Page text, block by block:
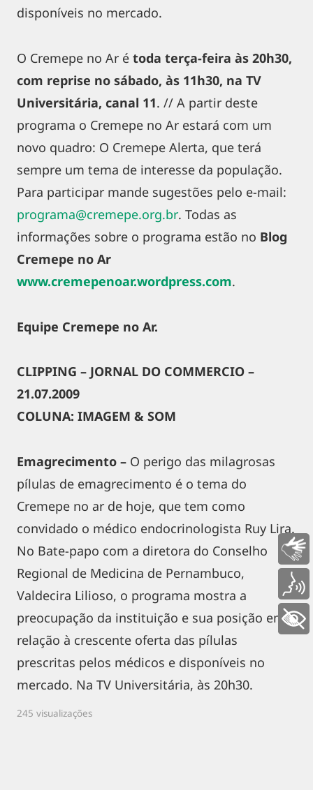
disponíveis no mercado.
O Cremepe no Ar é toda terça-feira às 20h30,
com reprise no sábado, às 11h30, na TV
Universitária, canal 11. // A partir deste
programa o Cremepe no Ar estará com um
novo quadro: O Cremepe Alerta, que terá
sempre um tema de interesse da população.
Para participar mande sugestões pelo e-mail:
programa@cremepe.org.br. Todas as
informações sobre o programa estão no Blog
Cremepe no Ar
www.cremepenoar.wordpress.com.
Equipe Cremepe no Ar.
CLIPPING – JORNAL DO COMMERCIO –
21.07.2009
COLUNA: IMAGEM & SOM
Emagrecimento – O perigo das milagrosas
pílulas de emagrecimento é o tema do
Cremepe no ar de hoje, que tem como
convidado o médico endocrinologista Ruy Lira.
No Bate-papo com a diretora do Conselho
Regional de Medicina de Pernambuco,
Valdecira Lilioso, o programa mostra a
preocupação da instituição e sua posição em
relação à crescente oferta das pílulas
prescritas pelos médicos e disponíveis no
mercado. Na TV Universitária, às 20h30.
245 visualizações
Libras
+ Acessibilidade